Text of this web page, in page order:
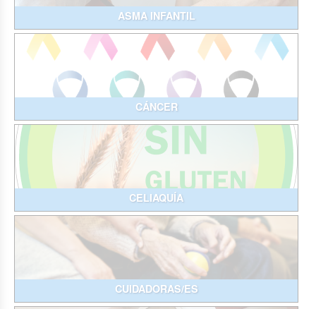
ASMA INFANTIL
CÁNCER
CELIAQUÍA
CUIDADORAS/ES